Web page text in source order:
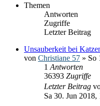
Themen
Antworten
Zugriffe
Letzter Beitrag
Unsauberkeit bei
von Christiane 57 » So
1 Antworten
36393 Zugriffe
Letzter Beitrag
Sa 30. Jun 2018,